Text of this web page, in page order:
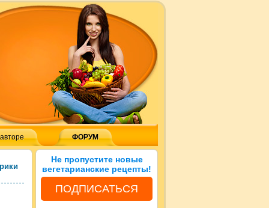
ФОРУМ
Не пропустите новые
вегетарианские рецепты!
ПОДПИСАТЬСЯ